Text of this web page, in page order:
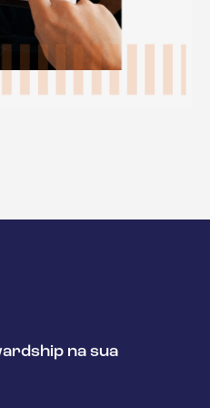
de segurança
atualizados e
acessíveis.
na sua